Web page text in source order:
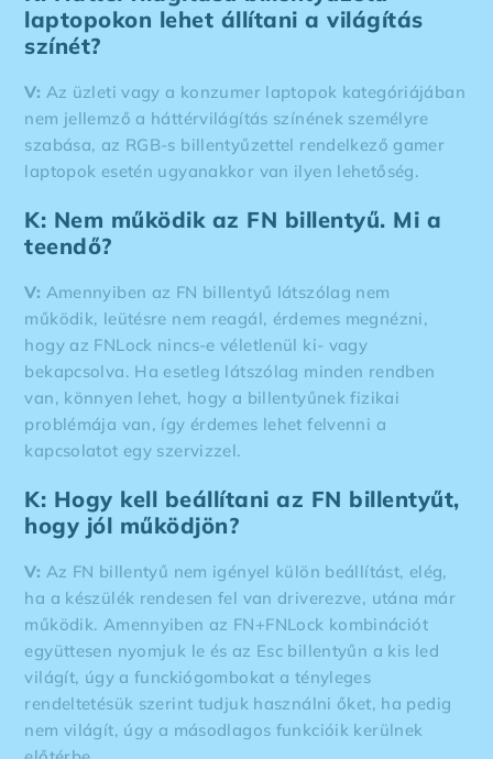
laptopokon lehet állítani a világítás
színét?
V: Az üzleti vagy a konzumer laptopok kategóriájában
nem jellemző a háttérvilágítás színének személyre
szabása, az RGB-s billentyűzettel rendelkező gamer
laptopok esetén ugyanakkor van ilyen lehetőség.
K: Nem működik az FN billentyű. Mi a
teendő?
V: Amennyiben az FN billentyű látszólag nem
működik, leütésre nem reagál, érdemes megnézni,
hogy az FNLock nincs-e véletlenül ki- vagy
bekapcsolva. Ha esetleg látszólag minden rendben
van, könnyen lehet, hogy a billentyűnek fizikai
problémája van, így érdemes lehet felvenni a
kapcsolatot egy szervizzel.
K: Hogy kell beállítani az FN billentyűt,
hogy jól működjön?
V: Az FN billentyű nem igényel külön beállítást, elég,
ha a készülék rendesen fel van driverezve, utána már
működik. Amennyiben az FN+FNLock kombinációt
együttesen nyomjuk le és az Esc billentyűn a kis led
világít, úgy a funckiógombokat a tényleges
rendeltetésük szerint tudjuk használni őket, ha pedig
nem világít, úgy a másodlagos funkcióik kerülnek